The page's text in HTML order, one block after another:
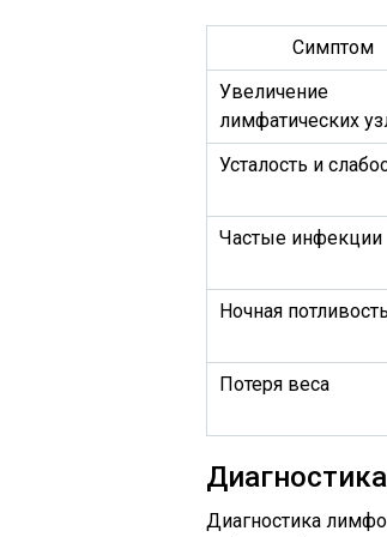
Симптом
Увеличение
лимфатических
Усталость и
Частые инфекции
Ночная потливость
Потеря веса
Диагностика